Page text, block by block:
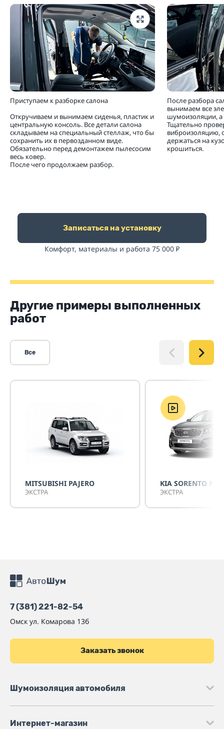
Приступаем к разборке салона
Откручиваем и вынимаем сиденья, пластик и
центральную консоль. Все детали салона
складываем на специальный стеллаж, что бы
сохранить их в первозданном виде.
Обязательно перед демонтажем пылесосим
весь ковер.
После чего продолжаем разбор.
После разбора
вынимаем все
шумоизоляции, а
Тщательно
виброизоляцию,
держаться на
крошиться.
Записаться на установку
Комфорт, материалы и работа 75 000 ₽
Другие примеры выполненных
работ
Все
MITSUBISHI PAJERO
ЭКСТРА
KIA SORENTO
ЭКСТРА
7 (381) 221-82-54
Омск ул. Комарова 13б
Заказать звонок
Шумоизоляция автомобиля
Интернет-магазин